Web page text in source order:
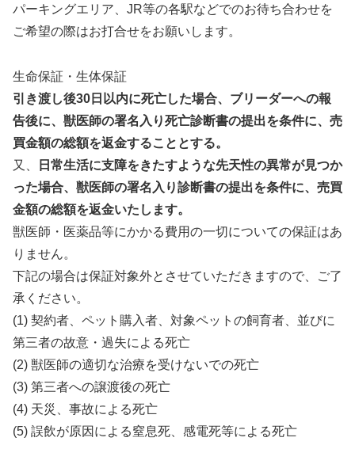
パーキングエリア、JR等の各駅などでのお待ち合わせを
ご希望の際はお打合せをお願いします。
生命保証・生体保証
引き渡し後30日以内に死亡した場合、ブリーダーへの報
告後に、獣医師の署名入り死亡診断書の提出を条件に、売
買金額の総額を返金することとする。
又、
日常生活に支障をきたすような先天性の異常が見つか
った場合、獣医師の署名入り診断書の提出を条件に、売買
金額の総額を返金いたします。
獣医師・医薬品等にかかる費用の一切についての保証はあ
りません。
下記の場合は保証対象外とさせていただきますので、ご了
承ください。
(1) 契約者、ペット購入者、対象ペットの飼育者、並びに
第三者の故意・過失による死亡
(2) 獣医師の適切な治療を受けないでの死亡
(3) 第三者への譲渡後の死亡
(4) 天災、事故による死亡
(5) 誤飲が原因による窒息死、感電死等による死亡